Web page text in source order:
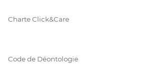
Charte Click&Care
Code de Déontologie